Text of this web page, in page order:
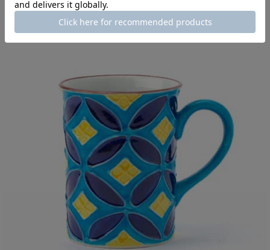
¥16,500